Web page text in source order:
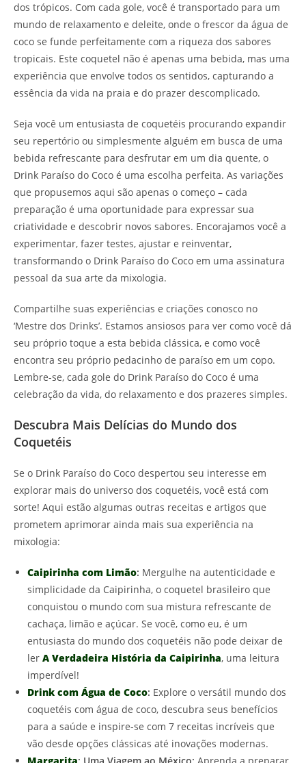
dos trópicos. Com cada gole, você é transportado para um
mundo de relaxamento e deleite, onde o frescor da água de
coco se funde perfeitamente com a riqueza dos sabores
tropicais. Este coquetel não é apenas uma bebida, mas uma
experiência que envolve todos os sentidos, capturando a
essência da vida na praia e do prazer descomplicado.
Seja você um entusiasta de coquetéis procurando expandir
seu repertório ou simplesmente alguém em busca de uma
bebida refrescante para desfrutar em um dia quente, o
Drink Paraíso do Coco é uma escolha perfeita. As variações
que propusemos aqui são apenas o começo – cada
preparação é uma oportunidade para expressar sua
criatividade e descobrir novos sabores. Encorajamos você a
experimentar, fazer testes, ajustar e reinventar,
transformando o Drink Paraíso do Coco em uma assinatura
pessoal da sua arte da mixologia.
Compartilhe suas experiências e criações conosco no
‘Mestre dos Drinks’. Estamos ansiosos para ver como você dá
seu próprio toque a esta bebida clássica, e como você
encontra seu próprio pedacinho de paraíso em um copo.
Lembre-se, cada gole do Drink Paraíso do Coco é uma
celebração da vida, do relaxamento e dos prazeres simples.
Descubra Mais Delícias do Mundo dos
Coquetéis
Se o Drink Paraíso do Coco despertou seu interesse em
explorar mais do universo dos coquetéis, você está com
sorte! Aqui estão algumas outras receitas e artigos que
prometem aprimorar ainda mais sua experiência na
mixologia:
Caipirinha com Limão: Mergulhe na autenticidade e
simplicidade da Caipirinha, o coquetel brasileiro que
conquistou o mundo com sua mistura refrescante de
cachaça, limão e açúcar. Se você, como eu, é um
entusiasta do mundo dos coquetéis não pode deixar de
ler A Verdadeira História da Caipirinha, uma leitura
imperdível!
Drink com Água de Coco: Explore o versátil mundo dos
coquetéis com água de coco, descubra seus benefícios
para a saúde e inspire-se com 7 receitas incríveis que
vão desde opções clássicas até inovações modernas.